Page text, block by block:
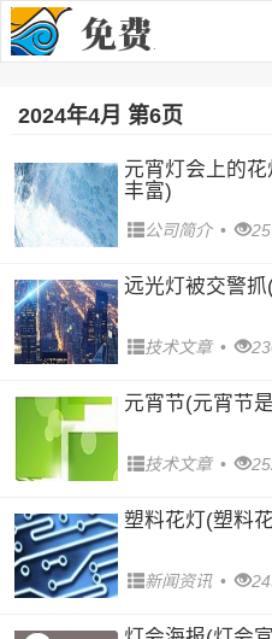
2024年4月 第6页
元宵灯会上的
丰富)
公司简介 •
远光灯被交警
技术文章 •
元宵节(元宵节
技术文章 •
塑料花灯(塑料
新闻资讯 •